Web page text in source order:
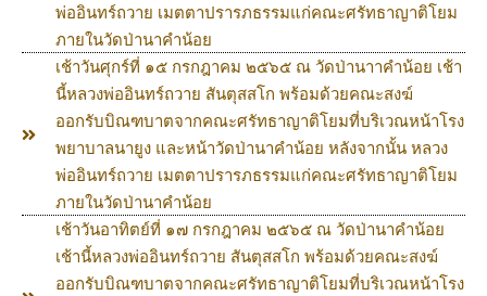
พ่ออินทร์ถวาย เมตตาปรารภธรรมแก่คณะศรัทธาญาติโยม
ภายในวัดป่านาคำน้อย
เช้าวันศุกร์ที่ ๑๕ กรกฎาคม ๒๕๖๕ ณ วัดป่านาาคำน้อย เช้า
นี้หลวงพ่ออินทร์ถวาย สันตุสสโก พร้อมด้วยคณะสงฆ์
ออกรับบิณฑบาตจากคณะศรัทธาญาติโยมที่บริเวณหน้าโรง
พยาบาลนายูง และหน้าวัดป่านาคำน้อย หลังจากนั้น หลวง
พ่ออินทร์ถวาย เมตตาปรารภธรรมแก่คณะศรัทธาญาติโยม
ภายในวัดป่านาคำน้อย
เช้าวันอาทิตย์ที่ ๑๗ กรกฎาคม ๒๕๖๕ ณ วัดป่านาคำน้อย
เช้านี้หลวงพ่ออินทร์ถวาย สันตุสสโก พร้อมด้วยคณะสงฆ์
ออกรับบิณฑบาตจากคณะศรัทธาญาติโยมที่บริเวณหน้าโรง